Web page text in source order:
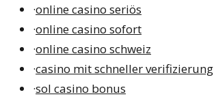
·online casino seriös
·online casino sofort
·online casino schweiz
·casino mit schneller verifizierung
·sol casino bonus